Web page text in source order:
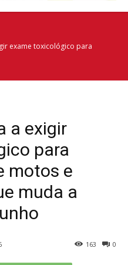
exame toxicológico para
a exigir
para
motos e
muda a
0
163